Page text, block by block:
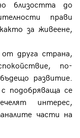
близостта до
прави
за живеене,
друга страна,
по-
развитие.
подобряваща се
интерес,
части на